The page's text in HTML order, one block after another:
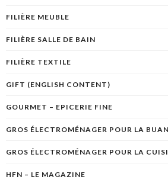
FILIÈRE MEUBLE
FILIÈRE SALLE DE BAIN
FILIÈRE TEXTILE
GIFT (ENGLISH CONTENT)
GOURMET – EPICERIE FINE
GROS ÉLECTROMÉNAGER POUR LA
GROS ÉLECTROMÉNAGER POUR LA
HFN – LE MAGAZINE